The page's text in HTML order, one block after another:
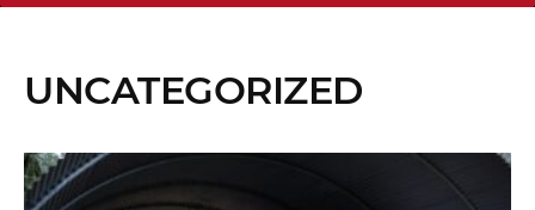
UNCATEGORIZED